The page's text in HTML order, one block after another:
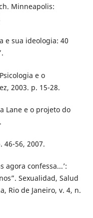
Minneapolis:
e sua ideologia: 40
e o
2003. p. 15-28.
Lane e o projeto do
46-56, 2007.
agora confessa...’:
Sexualidad, Salud
Rio de Janeiro, v. 4, n.